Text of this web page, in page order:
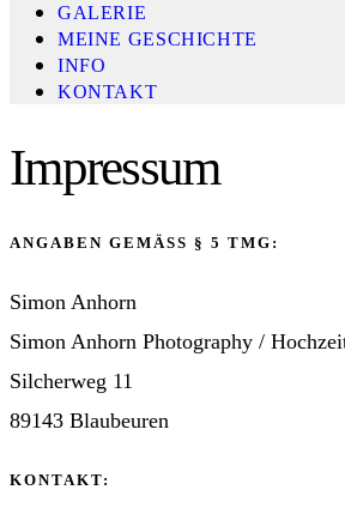
GALERIE
MEINE GESCHICHTE
INFO
KONTAKT
Impressum
ANGABEN GEMÄSS § 5 TMG:
Simon Anhorn
Simon Anhorn Photography /
Silcherweg 11
89143 Blaubeuren
KONTAKT: